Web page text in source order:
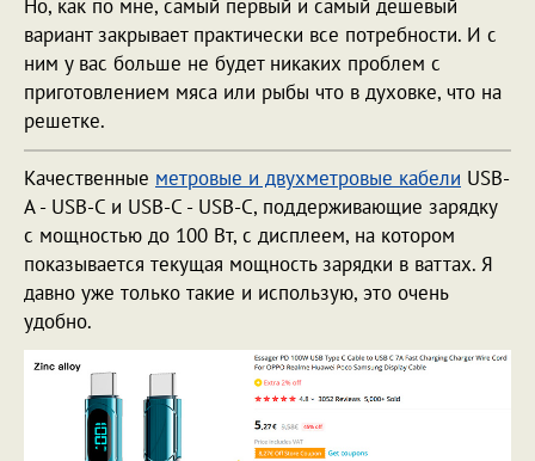
Но, как по мне, самый первый и самый дешевый
вариант закрывает практически все потребности. И с
ним у вас больше не будет никаких проблем с
приготовлением мяса или рыбы что в духовке, что на
решетке.
Качественные метровые и двухметровые кабели USB-
A - USB-C и USB-C - USB-C, поддерживающие зарядку
с мощностью до 100 Вт, с дисплеем, на котором
показывается текущая мощность зарядки в ваттах. Я
давно уже только такие и использую, это очень
удобно.